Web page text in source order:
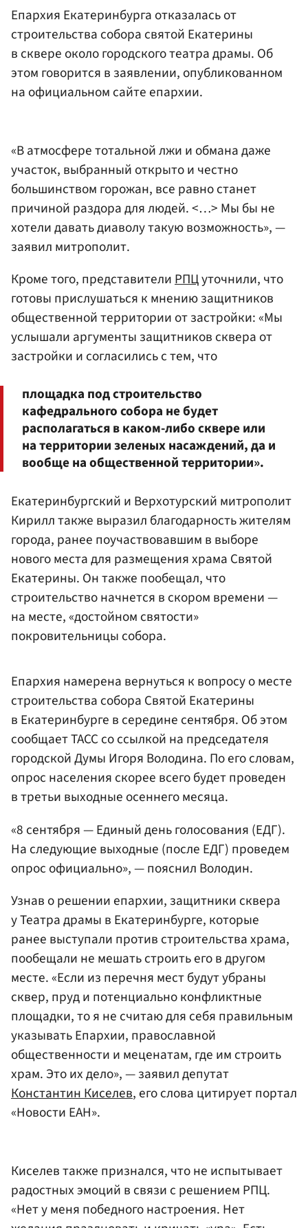
Епархия Екатеринбурга отказалась от
строительства собора святой Екатерины
в сквере около городского театра драмы. Об
этом говорится в заявлении, опубликованном
на официальном сайте епархии.
«В атмосфере тотальной лжи и обмана даже
участок, выбранный открыто и честно
большинством горожан, все равно станет
причиной раздора для людей. <…> Мы бы не
хотели давать диаволу такую возможность», —
заявил митрополит.
Кроме того, представителиРПЦуточнили, что
готовы прислушаться к мнению защитников
общественной территории от застройки: «Мы
услышали аргументы защитников сквера от
застройки и согласились с тем, что
площадка под строительство
кафедрального собора не будет
располагаться в каком-либо сквере или
на территории зеленых насаждений, да и
вообще на общественной территории».
Екатеринбургский и Верхотурский митрополит
Кирилл также выразил благодарность жителям
города, ранее поучаствовавшим в выборе
нового места для размещения храма Святой
Екатерины. Он также пообещал, что
строительство начнется в скором времени —
на месте, «достойном святости»
покровительницы собора.
Епархия намерена вернуться к вопросу о месте
строительства собора Святой Екатерины
в Екатеринбурге в середине сентября. Об этом
сообщает ТАСС со ссылкой на председателя
городской Думы Игоря Володина. По его словам,
опрос населения скорее всего будет проведен
в третьи выходные осеннего месяца.
«8 сентября — Единый день голосования (ЕДГ).
На следующие выходные (после ЕДГ) проведем
опрос официально», — пояснил Володин.
Узнав о решении епархии, защитники сквера
у Театра драмы в Екатеринбурге, которые
ранее выступали против строительства храма,
пообещали не мешать строить его в другом
месте. «Если из перечня мест будут убраны
сквер, пруд и потенциально конфликтные
площадки, то я не считаю для себя правильным
указывать Епархии, православной
общественности и меценатам, где им строить
храм. Это их дело», — заявил депутат
Константин Киселев, его слова цитирует портал
«Новости ЕАН».
Киселев также признался, что не испытывает
радостных эмоций в связи с решением РПЦ.
«Нет у меня победного настроения. Нет